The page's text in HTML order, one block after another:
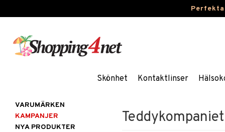
Skönhet Kontaktlinser
VARUMÄRKEN
KAMPANJER
NYA PRODUKTER